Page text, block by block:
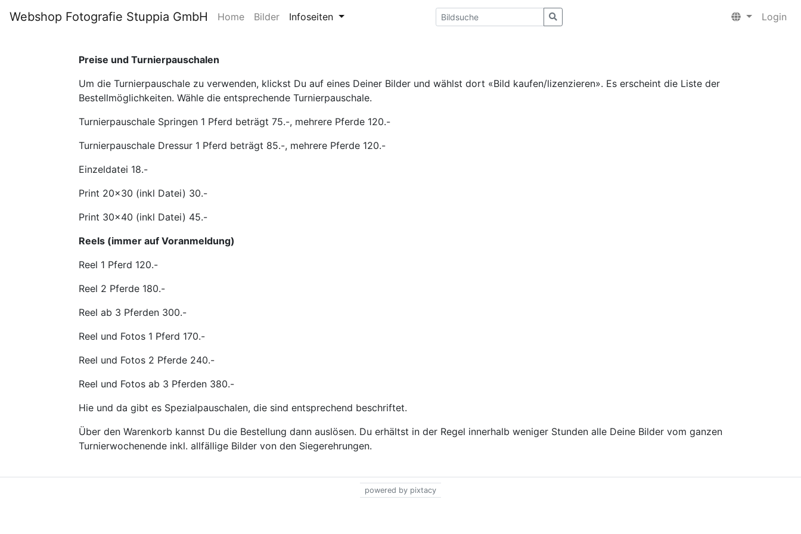
Webshop Fotografie Stuppia GmbH Home Bilder Infoseiten Login
Preise und Turnierpauschalen
Um die Turnierpauschale zu verwenden, klickst Du auf eines Deiner Bilder und wählst dort «Bild kaufen/lizenzieren». Es erscheint die Liste der
Bestellmöglichkeiten. Wähle die entsprechende Turnierpauschale.
Turnierpauschale Springen 1 Pferd beträgt 75.-, mehrere Pferde 120.-
Turnierpauschale Dressur 1 Pferd beträgt 85.-, mehrere Pferde 120.-
Einzeldatei 18.-
Print 20x30 (inkl Datei) 30.-
Print 30x40 (inkl Datei) 45.-
Reels (immer auf Voranmeldung)
Reel 1 Pferd 120.-
Reel 2 Pferde 180.-
Reel ab 3 Pferden 300.-
Reel und Fotos 1 Pferd 170.-
Reel und Fotos 2 Pferde 240.-
Reel und Fotos ab 3 Pferden 380.-
Hie und da gibt es Spezialpauschalen, die sind entsprechend beschriftet.
Über den Warenkorb kannst Du die Bestellung dann auslösen. Du erhältst in der Regel innerhalb weniger Stunden alle Deine Bilder vom ganzen
Turnierwochenende inkl. allfällige Bilder von den Siegerehrungen.
powered by pixtacy